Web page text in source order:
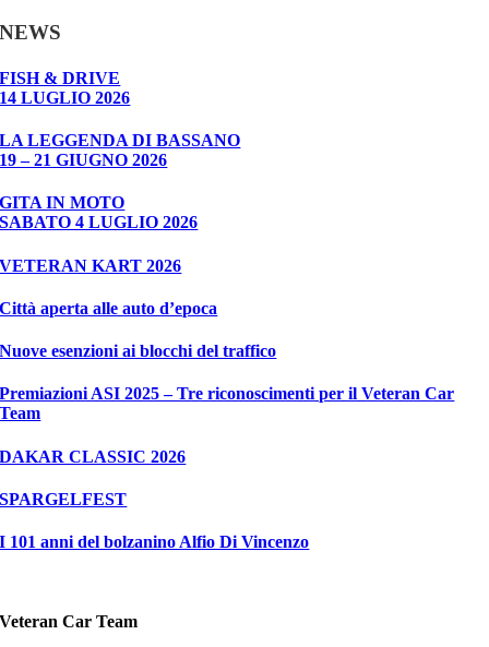
NEWS
FISH & DRIVE
14 LUGLIO 2026
LA LEGGENDA DI BASSANO
19 – 21 GIUGNO 2026
GITA IN MOTO
SABATO 4 LUGLIO 2026
VETERAN KART 2026
Città aperta alle auto d’epoca
Nuove esenzioni ai blocchi del traffico
Premiazioni ASI 2025 – Tre riconoscimenti per il Veteran Car
Team
DAKAR CLASSIC 2026
SPARGELFEST
I 101 anni del bolzanino Alfio Di Vincenzo
Veteran Car Team